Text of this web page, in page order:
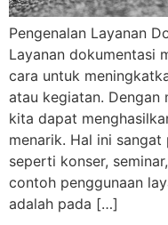
Pengenalan Layanan
Layanan dokumentasi
cara untuk
atau kegiatan. Dengan
kita dapat
menarik. Hal ini
seperti konser,
contoh penggunaan
adalah pada […]